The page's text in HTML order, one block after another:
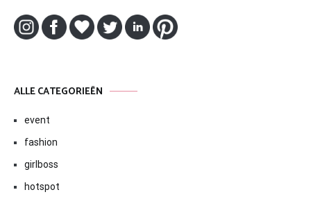
ALLE CATEGORIEËN
event
fashion
girlboss
hotspot